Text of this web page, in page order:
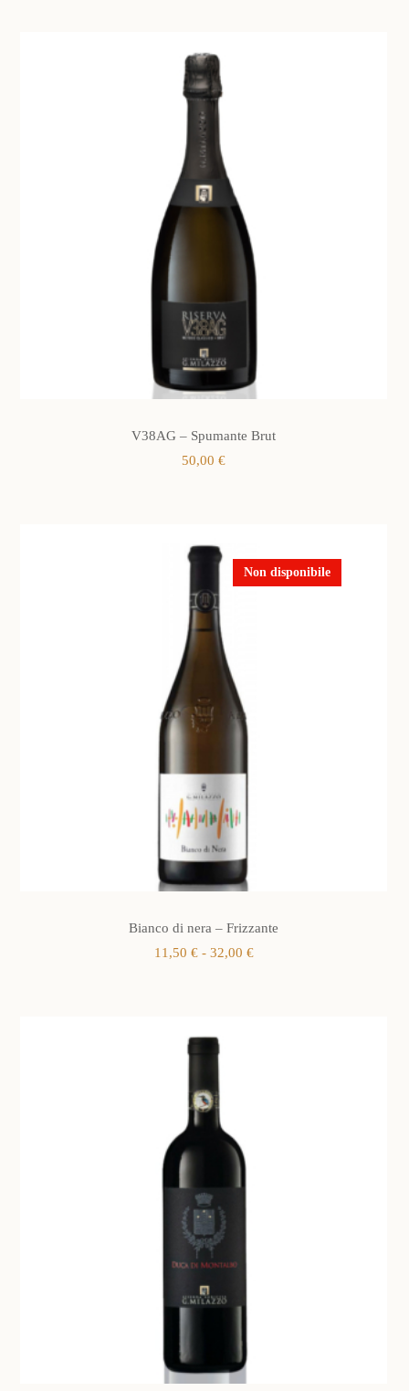
V38AG – Spumante Brut
50,00€
Bianco di nera – Frizzante
11,50 € - 32,00 €Fascia
Non disponibile